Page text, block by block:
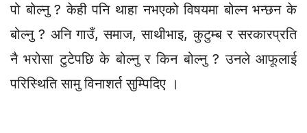
पो बोल्नु ? केही पनि थाहा नभएको विषयमा बोल्न भन्छन के
बोल्नु ? अनि गाउँ, समाज, साथीभाइ, कुटुम्ब र सरकारप्रति
नै भरोसा टुटेपछि के बोल्नु र किन बोल्नु ? उनले आफूलाई
परिस्थिति सामु विनाशर्त सुम्पिदिए ।